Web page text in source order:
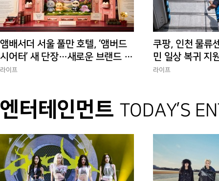
앰배서더 서울 풀만 호텔, ‘앰버드
시어터’ 새 단장…새로운 브랜드 경
험 선사
라이프
쿠팡, 인천 물류
민 일상 복귀 지
에 총력”
라이프
엔터테인먼트 TODAY’S